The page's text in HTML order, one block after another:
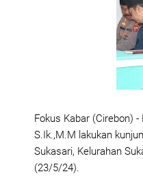
Fokus Kabar (Cirebon)
S.Ik.,M.M lakukan
Sukasari, Kelurahan
(23/5/24).